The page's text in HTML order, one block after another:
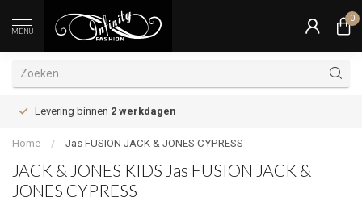
MENU
0
Levering binnen 2 werkdagen
Home / Jas FUSION JACK & JONES CYPRESS
JACK & JONES KIDS Jas FUSION JACK &
JONES CYPRESS